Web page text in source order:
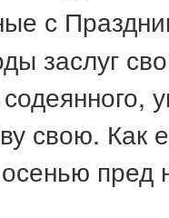
с
заслуг
свою. Как
пред